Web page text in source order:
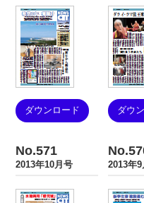
ダウンロード ダウ
No.571
2013年10月号 2013年9